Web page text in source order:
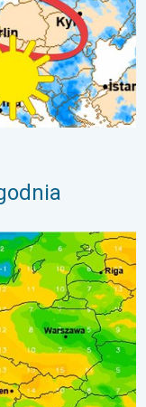
Efekt punktu